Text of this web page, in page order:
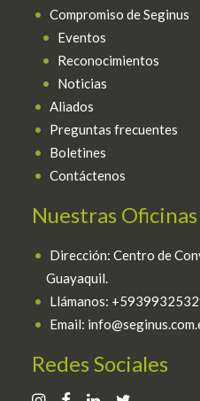
Compromiso de Seginus
Eventos
Reconocimientos
Noticias
Aliados
Preguntas frecuentes
Boletines
Contáctenos
Nuestras Oficinas
Dirección: Centro de
Guayaquil.
Llámanos:
Email:
Redes Sociales